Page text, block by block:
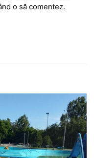
o să comentez.